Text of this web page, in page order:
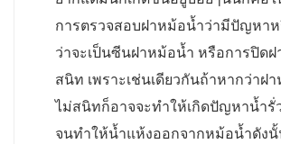
การตรวจสอบฝาหม้อน้ำว่ามีปัญหา
ว่าจะเป็นซีนฝาหม้อน้ำ หรือการปิด
สนิท เพราะเช่นเดียวกันถ้าหากว่าฝ
ไม่สนิทก็อาจจะทำให้เกิดปัญหาน้ำ
จนทำให้น้ำแห้งออกจากหม้อน้ำดัง